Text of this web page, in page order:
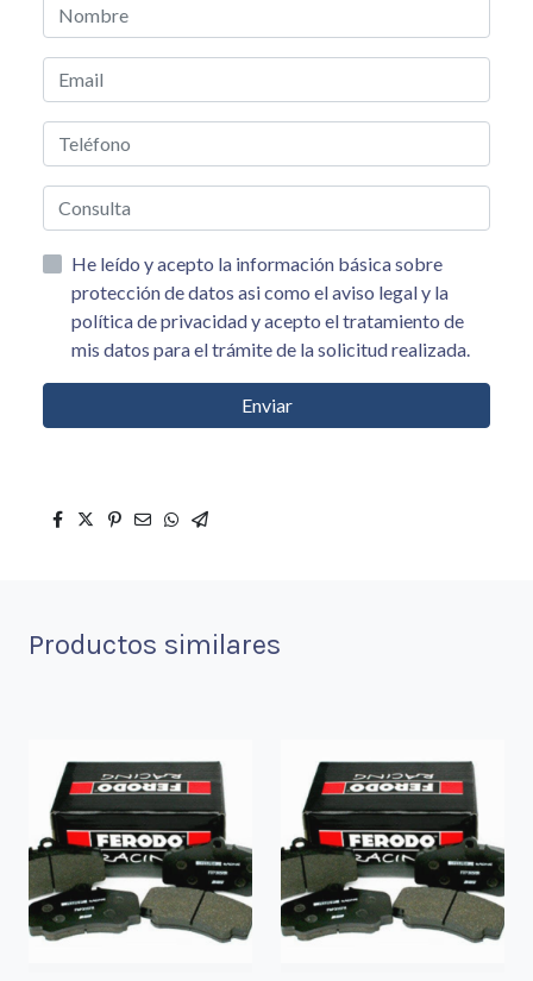
He leído y acepto la información básica sobre
protección de datos asi como el aviso legal y la
política de privacidad y acepto el tratamiento de
mis datos para el trámite de la solicitud realizada.
Enviar
Productos similares